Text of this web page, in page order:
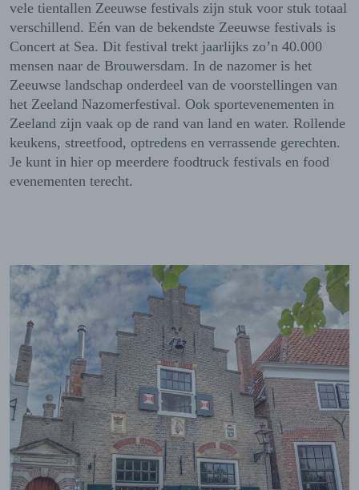
vele tientallen Zeeuwse festivals zijn stuk voor stuk totaal
verschillend. Eén van de bekendste Zeeuwse festivals is
Concert at Sea. Dit festival trekt jaarlijks zo’n 40.000
mensen naar de Brouwersdam. In de nazomer is het
Zeeuwse landschap onderdeel van de voorstellingen van
het Zeeland Nazomerfestival. Ook sportevenementen in
Zeeland zijn vaak op de rand van land en water. Rollende
keukens, streetfood, optredens en verrassende gerechten.
Je kunt in hier op meerdere foodtruck festivals en food
evenementen terecht.